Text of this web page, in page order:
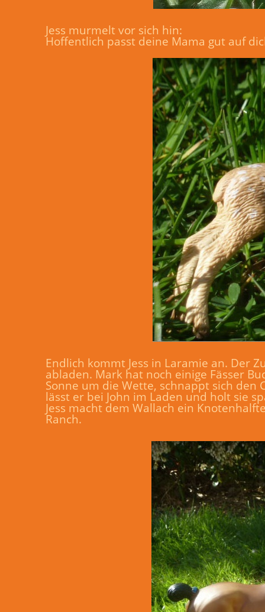
Jess murmelt vor sich hin:
Hoffentlich passt deine Mama gut auf
Endlich kommt Jess in Laramie an. Der
abladen. Mark hat noch einige Fässer
Sonne um die Wette, schnappt sich den
lässt er bei John im Laden und holt sie
Jess macht dem Wallach ein
Ranch.